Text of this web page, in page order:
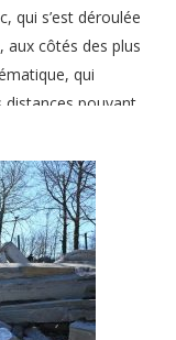
qui s’est déroulée
aux côtés des plus
qui
distances pouvant
vents violents et
sur le
enjeux du trail
avions mobilisé